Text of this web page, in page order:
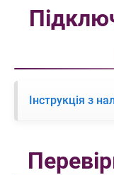
Інструкція з